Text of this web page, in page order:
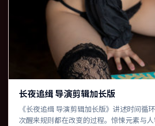
长夜追缉 导演剪辑加长版
《长夜追缉 导演剪辑加长版》讲述时间循
次醒来规则都在改变的过程。惊悚元素与